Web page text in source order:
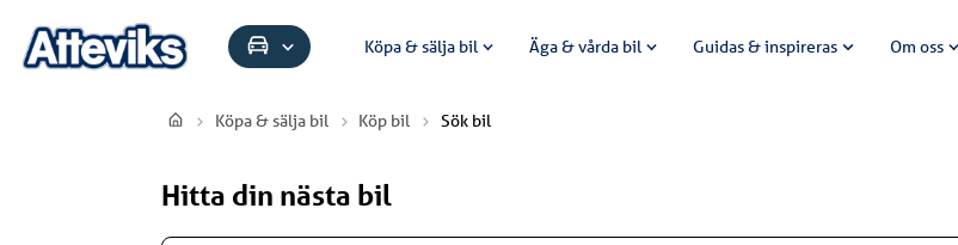
Köpa & sälja bil Äga & vårda bil Guidas & inspireras Om oss
Köpa & sälja bil Köp bil Sök bil
Hitta din nästa bil